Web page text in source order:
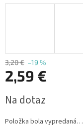
3,20 € –19 %
2,59 €
cena:
Na dotaz
Položka bola vypredaná…